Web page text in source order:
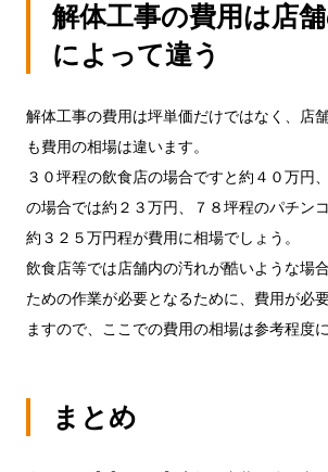
解体工事の費用は店
によって違う
解体工事の費用は坪単価だけではなく、店
も費用の相場は違います。
３０坪程の飲食店の場合ですと約４０万円
の場合では約２３万円、７８坪程のパチン
約３２５万円程が費用に相場でしょう。
飲食店等では店舗内の汚れが酷いような場
ための作業が必要となるために、費用が必
ますので、ここでの費用の相場は参考程度
まとめ